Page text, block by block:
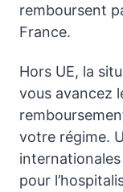
remboursent
France.
Hors UE, la
vous avancez
votre régime.
pour